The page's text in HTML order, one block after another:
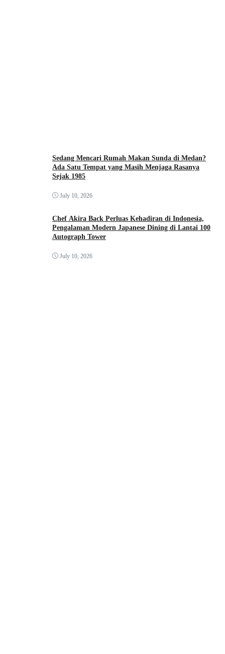
Sedang Mencari Rumah Makan Sunda di Medan?
Ada Satu Tempat yang Masih Menjaga Rasanya
Sejak 1985
July 10, 2026
Chef Akira Back Perluas Kehadiran di Indonesia,
Pengalaman Modern Japanese Dining di Lantai 100
Autograph Tower
July 10, 2026